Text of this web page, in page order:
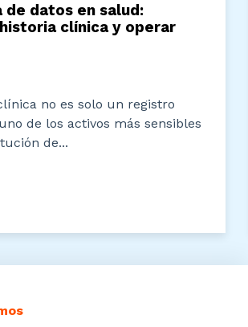
de datos en salud:
clínica y operar
no es solo un registro
de los activos más sensibles
de...